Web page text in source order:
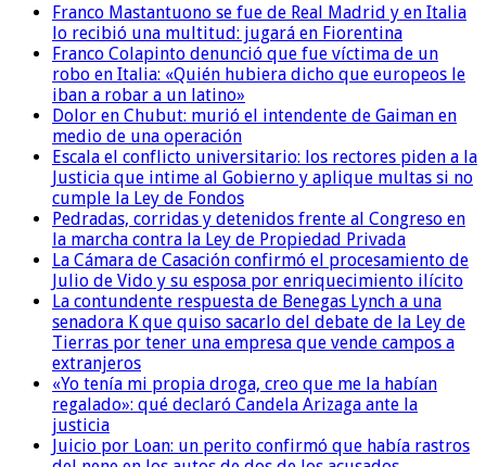
Franco Mastantuono se fue de Real Madrid y en Italia
lo recibió una multitud: jugará en Fiorentina
Franco Colapinto denunció que fue víctima de un
robo en Italia: «Quién hubiera dicho que europeos le
iban a robar a un latino»
Dolor en Chubut: murió el intendente de Gaiman en
medio de una operación
Escala el conflicto universitario: los rectores piden a la
Justicia que intime al Gobierno y aplique multas si no
cumple la Ley de Fondos
Pedradas, corridas y detenidos frente al Congreso en
la marcha contra la Ley de Propiedad Privada
La Cámara de Casación confirmó el procesamiento de
Julio de Vido y su esposa por enriquecimiento ilícito
La contundente respuesta de Benegas Lynch a una
senadora K que quiso sacarlo del debate de la Ley de
Tierras por tener una empresa que vende campos a
extranjeros
«Yo tenía mi propia droga, creo que me la habían
regalado»: qué declaró Candela Arizaga ante la
justicia
Juicio por Loan: un perito confirmó que había rastros